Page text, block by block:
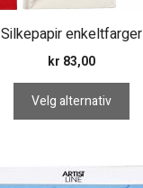
Silkepapir enkeltfarger
kr 83,00
Velg alternativ